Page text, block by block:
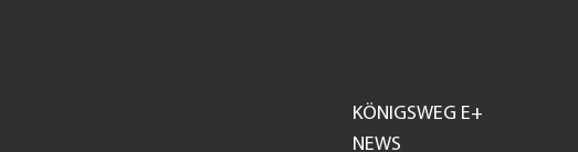
Footer
KÖNIGSWEG E+
NEWS